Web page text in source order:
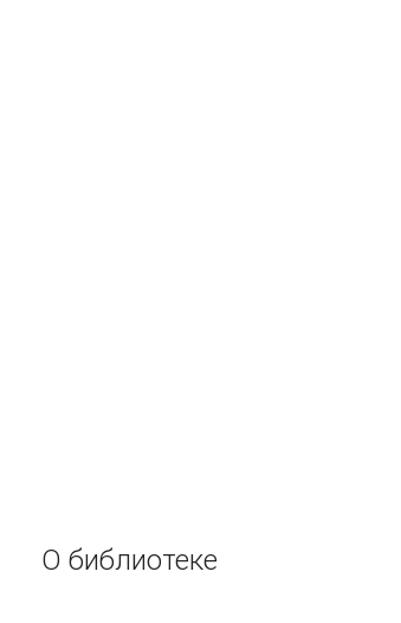
О библиотеке